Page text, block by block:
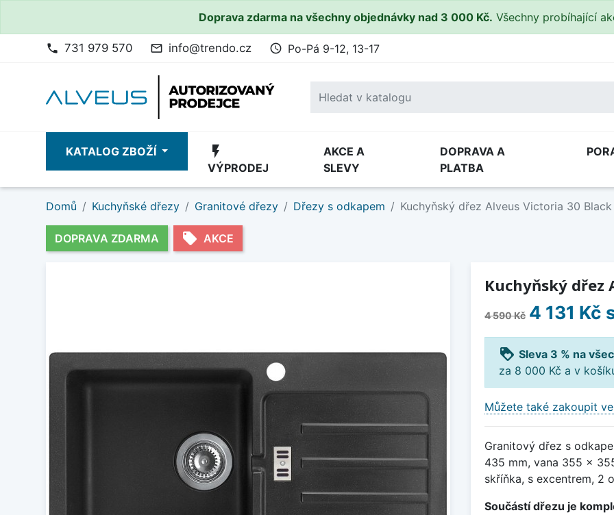
Doprava zdarma na všechny objednávky nad 3 000 Kč. Všechny probíhající
phone 731 979 570 mail_outline info@trendo.cz access_time Po-Pá 9-12, 13-17
KATALOG ZBOŽÍ flash_on
VÝPRODEJ
AKCE A
SLEVY
DOPRAVA A
PLATBA
Domů Kuchyňské dřezy Granitové dřezy Dřezy s odkapem Kuchyňský dřez Alveus Victoria 30 Black
DOPRAVA ZDARMA local_offer AKCE
Kuchyňský dřez
4 590 Kč 4 131 Kč
loyalty Sleva 3 % na
za 8 000 Kč a v
Můžete také zakoupit
Granitový dřez s
435 mm, vana 355 x
skříňka, s excentrem, 2
Součástí dřezu je